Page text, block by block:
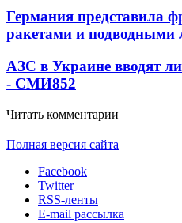
Германия представила
ракетами и подводными
АЗС в Украине вводят
- СМИ852
Читать комментарии
Полная версия сайта
Facebook
Twitter
RSS-ленты
E-mail рассылка